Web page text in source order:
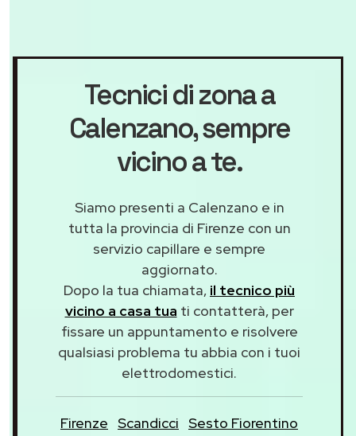
Tecnici di zona a
Calenzano, sempre
vicino a te.
Siamo presenti a Calenzano e in
tutta la provincia di Firenze con un
servizio capillare e sempre
aggiornato.
Dopo la tua chiamata, il tecnico più
vicino a casa tua ti contatterà, per
fissare un appuntamento e risolvere
qualsiasi problema tu abbia con i tuoi
elettrodomestici.
Firenze Scandicci Sesto Fiorentino